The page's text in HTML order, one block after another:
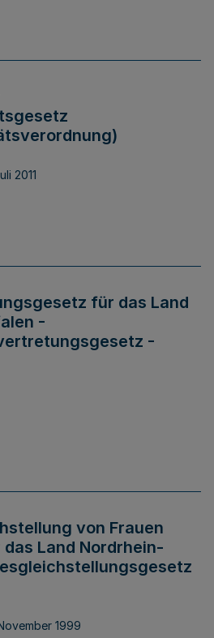
2011
für das Land
-
-
von Frauen
Land Nordrhein-
1999